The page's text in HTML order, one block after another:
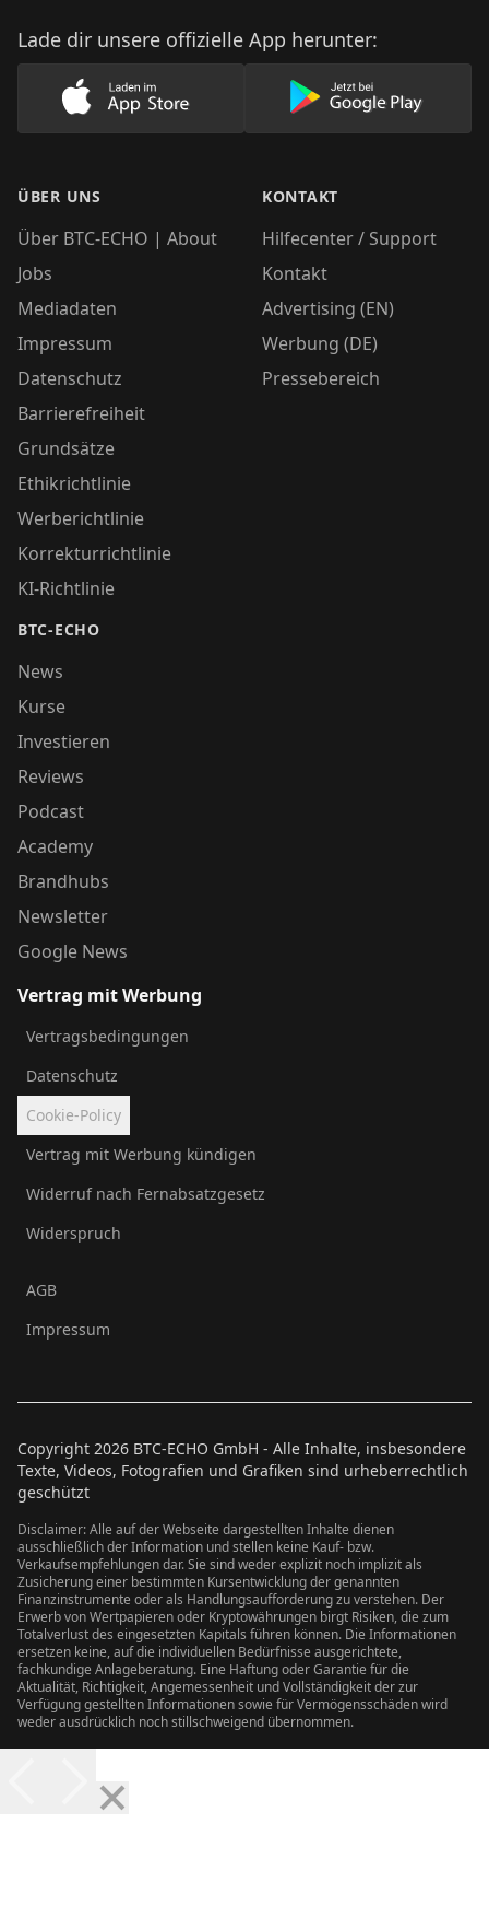
Lade dir unsere offizielle App herunter:
Lade unsere App im AppStore herunter
Lade unsere
ÜBER UNS
Über BTC-ECHO | About
Jobs
Mediadaten
Impressum
Datenschutz
Barrierefreiheit
Grundsätze
Ethikrichtlinie
Werberichtlinie
Korrekturrichtlinie
KI-Richtlinie
BTC-ECHO
News
Kurse
Investieren
Reviews
Podcast
Academy
Brandhubs
Newsletter
Google News
KONTAKT
Hilfecenter / Support
Kontakt
Advertising (EN)
Werbung (DE)
Pressebereich
Vertrag mit Werbung
Vertragsbedingungen
Datenschutz
Cookie-Policy
Vertrag mit Werbung kündigen
Widerruf nach Fernabsatzgesetz
Widerspruch
AGB
Impressum
Copyright 2026 BTC-ECHO GmbH - Alle Inhalte, insbesondere
Texte, Videos, Fotografien und Grafiken sind urheberrechtlich
geschützt
Disclaimer: Alle auf der Webseite dargestellten Inhalte dienen
ausschließlich der Information und stellen keine Kauf- bzw.
Verkaufsempfehlungen dar. Sie sind weder explizit noch implizit als
Zusicherung einer bestimmten Kursentwicklung der genannten
Finanzinstrumente oder als Handlungsaufforderung zu verstehen. Der
Erwerb von Wertpapieren oder Kryptowährungen birgt Risiken, die zum
Totalverlust des eingesetzten Kapitals führen können. Die Informationen
ersetzen keine, auf die individuellen Bedürfnisse ausgerichtete,
fachkundige Anlageberatung. Eine Haftung oder Garantie für die
Aktualität, Richtigkeit, Angemessenheit und Vollständigkeit der zur
Verfügung gestellten Informationen sowie für Vermögensschäden wird
weder ausdrücklich noch stillschweigend übernommen.